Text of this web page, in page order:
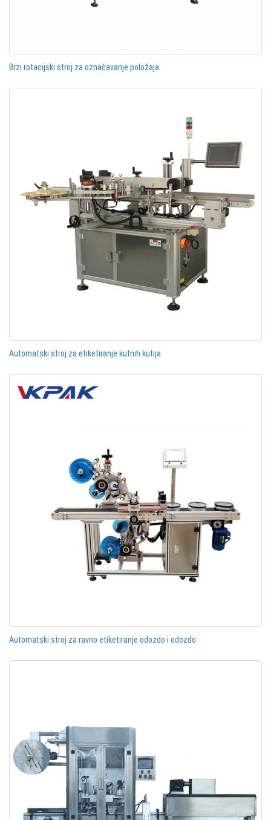
Brzi rotacijski stroj za označavanje položaja
Automatski stroj za etiketiranje kutnih kutija
Automatski stroj za ravno etiketiranje odozdo i odozdo